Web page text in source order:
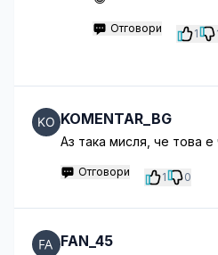
Отговори 1
KOMENTAR_BG
Аз така мисля, че това е
Отговори 1 0
FAN_45